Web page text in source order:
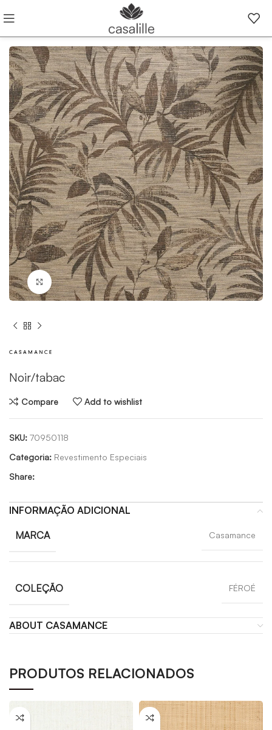
Click to enlarge
Noir/tabac
Compare Add to wishlist
SKU: 70950118
Categoria: Revestimento Especiais
Share:
INFORMAÇÃO ADICIONAL
MARCA Casamance
COLEÇÃO FÉROÉ
ABOUT CASAMANCE
PRODUTOS RELACIONADOS